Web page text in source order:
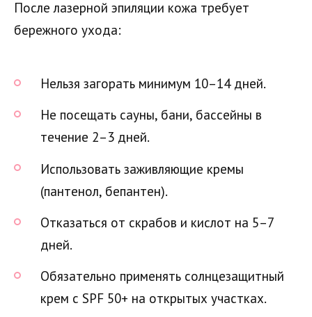
После лазерной эпиляции кожа требует
бережного ухода:
Нельзя загорать минимум 10–14 дней.
Не посещать сауны, бани, бассейны в
течение 2–3 дней.
Использовать заживляющие кремы
(пантенол, бепантен).
Отказаться от скрабов и кислот на 5–7
дней.
Обязательно применять солнцезащитный
крем с SPF 50+ на открытых участках.